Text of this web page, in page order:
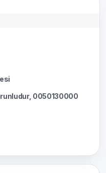
0050130000